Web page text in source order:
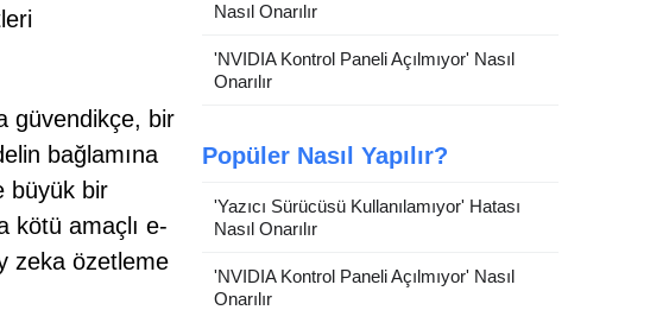
güvendikçe, bir
bağlamına
büyük bir
kötü amaçlı e-
zeka özetleme
Nasıl Onarılır
'NVIDIA Kontrol Paneli Açılmıyor' Nasıl
Onarılır
Popüler Nasıl Yapılır?
'Yazıcı Sürücüsü Kullanılamıyor' Hatası
Nasıl Onarılır
'NVIDIA Kontrol Paneli Açılmıyor' Nasıl
Onarılır